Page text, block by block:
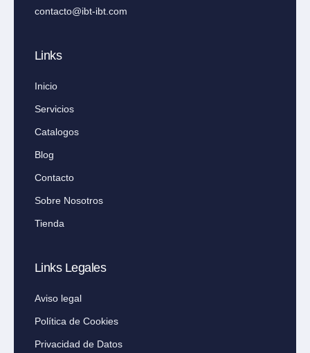
contacto@ibt-ibt.com
Links
Inicio
Servicios
Catalogos
Blog
Contacto
Sobre Nosotros
Tienda
Links Legales
Aviso legal
Política de Cookies
Privacidad de Datos